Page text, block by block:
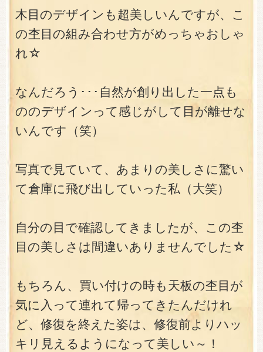
木目のデザインも超美しいんですが、こ
の杢目の組み合わせ方がめっちゃおしゃ
れ☆
なんだろう･･･自然が創り出した一点も
ののデザインって感じがして目が離せな
いんです（笑）
写真で見ていて、あまりの美しさに驚い
て倉庫に飛び出していった私（大笑）
自分の目で確認してきましたが、この杢
目の美しさは間違いありませんでした☆
もちろん、買い付けの時も天板の杢目が
気に入って連れて帰ってきたんだけれ
ど、修復を終えた姿は、修復前よりハッ
キリ見えるようになって美しい～！